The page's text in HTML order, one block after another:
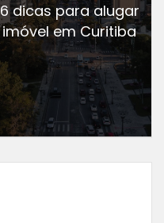
6 dicas para alugar
imóvel em Curitiba